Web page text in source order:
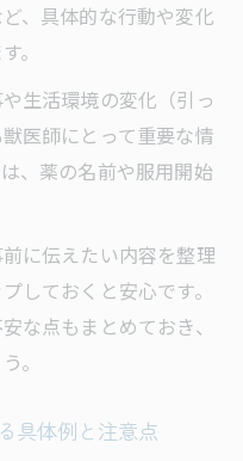
、具体的な行動や変化
。
生活環境の変化（引っ
医師にとって重要な情
、薬の名前や服用開始
に伝えたい内容を整理
しておくと安心です。
な点もまとめておき、
。
具体例と注意点